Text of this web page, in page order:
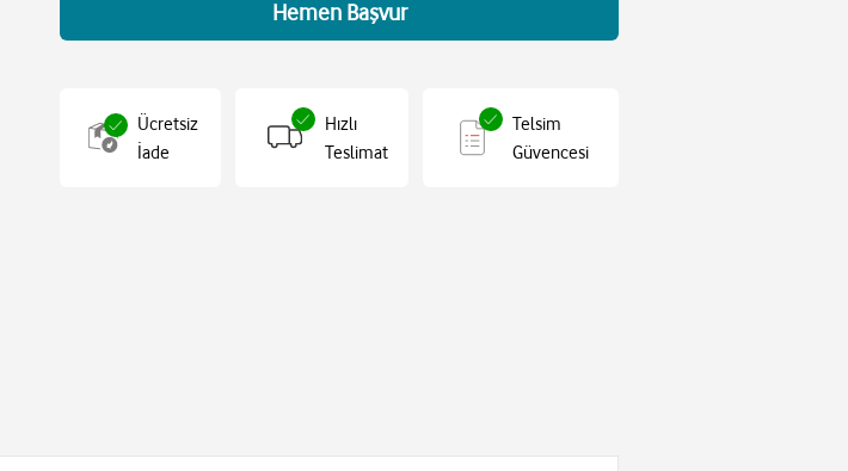
Hemen Başvur
Ücretsiz
İade
Hızlı
Teslimat
Telsim
Güvencesi